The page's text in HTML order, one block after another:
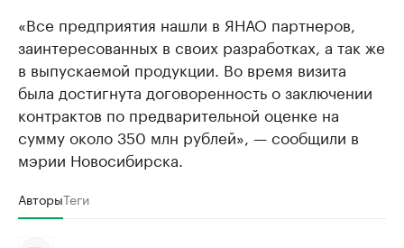
«Все предприятия нашли в ЯНАО партнеров,
заинтересованных в своих разработках, а так же
в выпускаемой продукции. Во время визита
была достигнута договоренность о заключении
контрактов по предварительной оценке на
сумму около 350 млн рублей», — сообщили в
мэрии Новосибирска.
АвторыТеги